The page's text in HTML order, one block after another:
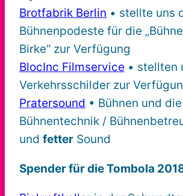
Brotfabrik Berlin • stellte uns
Bühnenpodeste für die
Birke“ zur Verfügung
BlocInc Filmservice • stellten
Verkehrsschilder zur
Pratersound • Bühnen und die
Bühnentechnik /
und fetter Sound
Spender für die Tombola